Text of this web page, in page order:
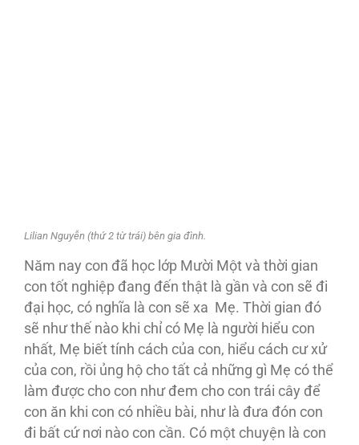
Lilian Nguyễn (thứ 2 từ trái) bên gia đình.
Năm nay con đã học lớp Mười Một và thời gian
con tốt nghiệp đang đến thật là gần và con sẽ đi
đại học, có nghĩa là con sẽ xa Mẹ. Thời gian đó
sẽ như thế nào khi chỉ có Mẹ là người hiểu con
nhất, Mẹ biết tính cách của con, hiểu cách cư xử
của con, rồi ủng hộ cho tất cả những gì Mẹ có thể
làm được cho con như đem cho con trái cây để
con ăn khi con có nhiều bài, như là đưa đón con
đi bất cứ nơi nào con cần. Có một chuyện là con